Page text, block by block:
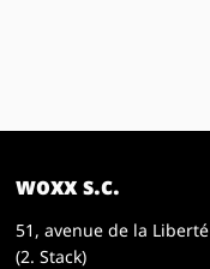
woxx s.c.
51, avenue de la Liberté
(2. Stack)